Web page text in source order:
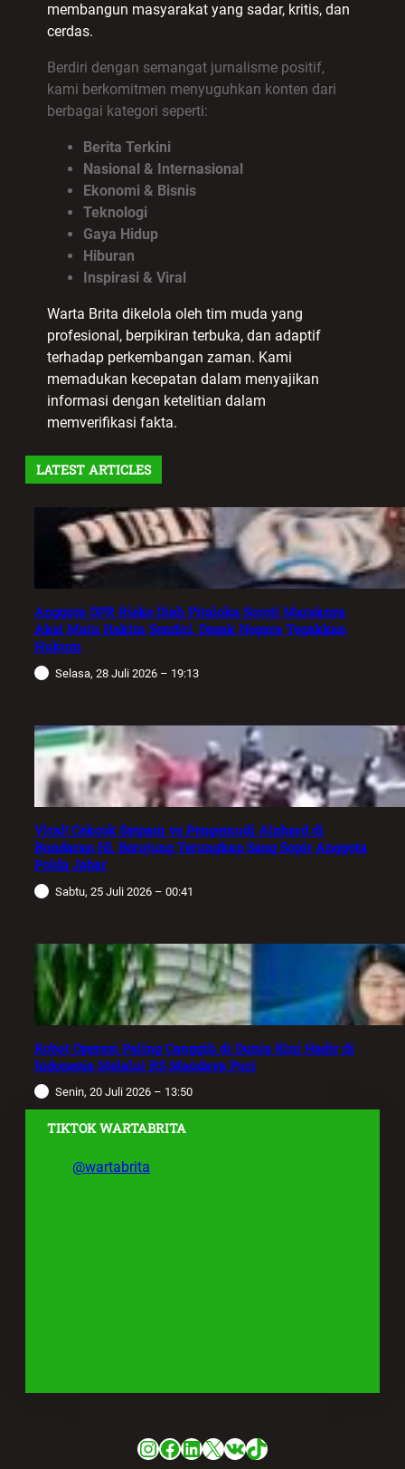
membangun masyarakat yang sadar, kritis, dan
cerdas.
Berdiri dengan semangat jurnalisme positif,
kami berkomitmen menyuguhkan konten dari
berbagai kategori seperti:
Berita Terkini
Nasional & Internasional
Ekonomi & Bisnis
Teknologi
Gaya Hidup
Hiburan
Inspirasi & Viral
Warta Brita dikelola oleh tim muda yang
profesional, berpikiran terbuka, dan adaptif
terhadap perkembangan zaman. Kami
memadukan kecepatan dalam menyajikan
informasi dengan ketelitian dalam
memverifikasi fakta.
LATEST ARTICLES
Anggota DPR Rieke Diah Pitaloka Soroti Maraknya
Aksi Main Hakim Sendiri, Desak Negara Tegakkan
Hukum
Selasa, 28 Juli 2026 – 19:13
Viral! Cekcok Satpam vs Pengemudi Alphard di
Bundaran HI, Berujung Terungkap Sang Sopir Anggota
Polda Jabar
Sabtu, 25 Juli 2026 – 00:41
Robot Operasi Paling Canggih di Dunia Kini Hadir di
Indonesia Melalui RS Mandaya Puri
Senin, 20 Juli 2026 – 13:50
TIKTOK WARTABRITA
@wartabrita
Instagram
Facebook
LinkedIn
X VKTikTok